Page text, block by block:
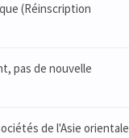
(Réinscription
pas de nouvelle
de l'Asie orientale